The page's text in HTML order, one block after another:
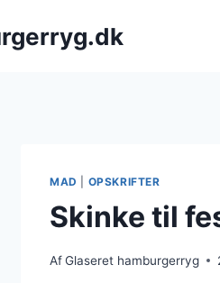
MAD OPSKRIFTER
Skinke til
AfGlaseret hamburgerryg